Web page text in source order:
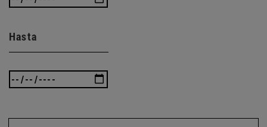
Hasta